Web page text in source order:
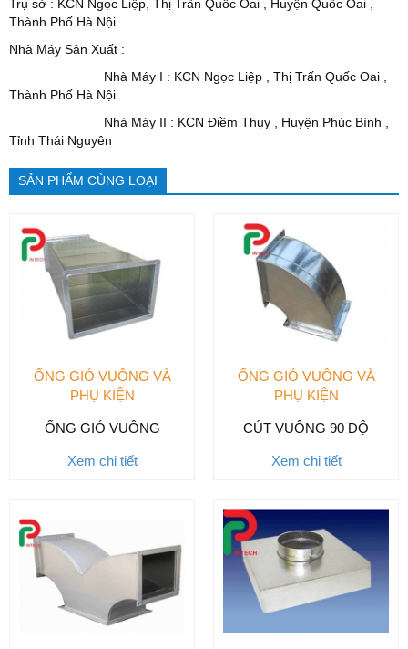
Trụ sở : KCN Ngọc Liệp, Thị Trấn Quốc Oai , Huyện Quốc Oai ,
Thành Phố Hà Nội.
Nhà Máy Sản Xuất :
Nhà Máy I : KCN Ngọc Liệp , Thị Trấn Quốc Oai ,
Thành Phố Hà Nội
Nhà Máy II : KCN Điềm Thụy , Huyện Phúc Bình ,
Tỉnh Thái Nguyên
SẢN PHẨM CÙNG LOẠI
ỐNG GIÓ VUÔNG VÀ
PHỤ KIỆN
ỐNG GIÓ VUÔNG
Xem chi tiết
ỐNG GIÓ VUÔNG VÀ
PHỤ KIỆN
CÚT VUÔNG 90 ĐỘ
Xem chi tiết